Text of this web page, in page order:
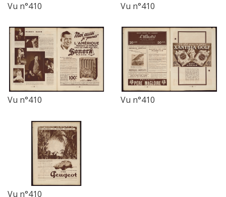
Vu n°410 Vu n°410
Vu n°410 Vu n°410
Vu n°410